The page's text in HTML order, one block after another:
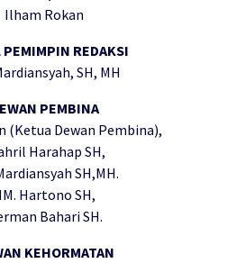
Ilham Rokan
PEMIMPIN REDAKSI
SH, MH
PEMBINA
(Ketua Dewan Pembina),
Harahap SH,
SH,MH.
Hartono SH,
Bahari SH.
KEHORMATAN